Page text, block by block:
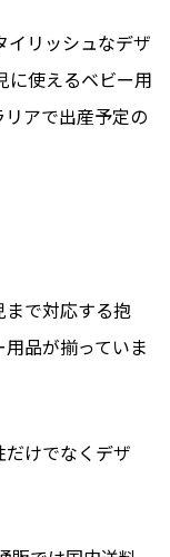
イリッシュなデザ
に使えるベビー用
アで出産予定の
で対応する抱
品が揃っていま
けでなくデザ